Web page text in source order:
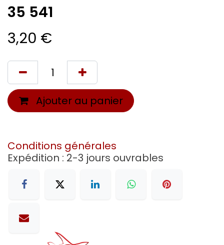
35 541
3,20 €
Ajouter au panier
Conditions générales
Expédition : 2-3 jours ouvrables